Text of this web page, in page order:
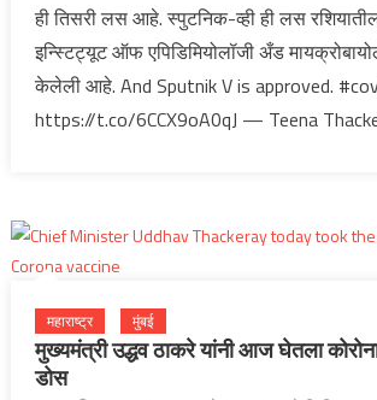
ही तिसरी लस आहे. स्पुटनिक-व्ही ही लस
इन्स्टिट्यूट ऑफ एपिडिमियोलॉजी अँड
केलेली आहे. And Sputnik V is approved.
https://t.co/6CCX9oA0qJ — Teena
महाराष्ट्र मुंबई
मुख्यमंत्री उद्धव ठाकरे यांनी आज घेतला
डोस